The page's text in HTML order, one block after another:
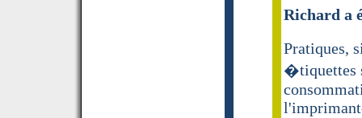
Richard a
Pratiques,
�tiquettes